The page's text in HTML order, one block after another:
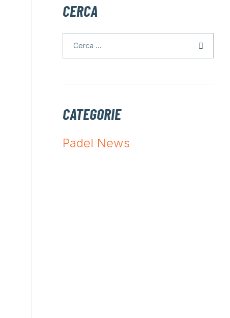
CERCA
CATEGORIE
Padel News